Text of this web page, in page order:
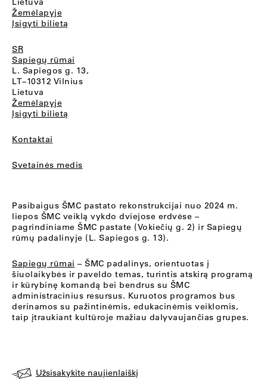
Žemėlapyje
Įsigyti bilietą
SR
Sapiegų rūmai
L. Sapiegos g. 13,
LT–10312 Vilnius
Lietuva
Žemėlapyje
Įsigyti bilietą
Kontaktai
Svetainės medis
Pasibaigus ŠMC pastato rekonstrukcijai nuo 2024 m.
liepos ŠMC veiklą vykdo dviejose erdvėse –
pagrindiniame ŠMC pastate (Vokiečių g. 2) ir Sapiegų
rūmų padalinyje (L. Sapiegos g. 13).
Sapiegų rūmai – ŠMC padalinys, orientuotas į
šiuolaikybės ir paveldo temas, turintis atskirą programą
ir kūrybinę komandą bei bendrus su ŠMC
administracinius resursus. Kuruotos programos bus
derinamos su pažintinėmis, edukacinėmis veiklomis,
taip įtraukiant kultūroje mažiau dalyvaujančias grupes.
Užsisakykite naujienlaiškį